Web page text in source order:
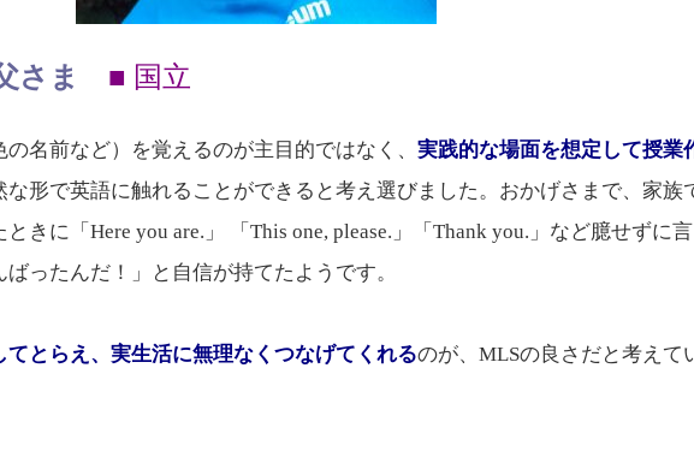
さま ■ 国立
名前など）を覚えるのが主目的ではなく、実践的な場面を想定して授業
な形で英語に触れることができると考え選びました。おかげさまで、家族
きに「Here you are.」 「This one, please.」「Thank you.」など臆せずに言
ったんだ！」と自信が持てたようです。
とらえ、実生活に無理なくつなげてくれるのが、MLSの良さだと考えて